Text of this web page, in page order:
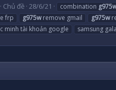
Chủ đề 28/6/21 combination
frp g975wremove gmail g975w
minh tài khoản google samsung